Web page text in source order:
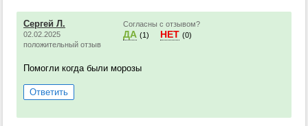
Сергей Л.
02.02.2025
положительный отзыв
Согласны с отзывом?
ДА (1) НЕТ (0)
Помогли когда были морозы
Ответить